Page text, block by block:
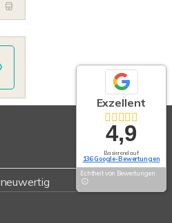
neuwertig
Exzellent
4,9
Basierend auf
136 Google-Bewertungen
Echtheit von Bewertungen